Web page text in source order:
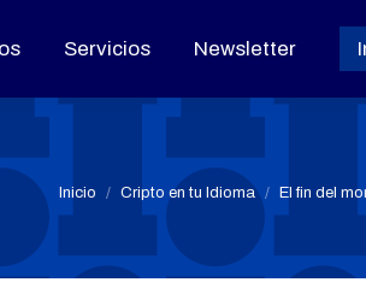
Servicios Newsletter
Estás aquí:
Inicio Cripto en tu Idioma El fin del
Servicios Newsletter